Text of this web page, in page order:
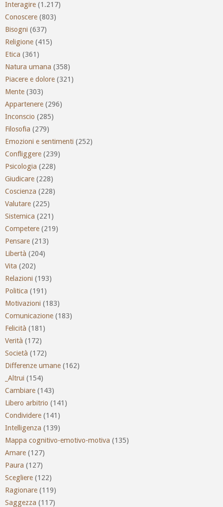
Interagire (1.217)
Conoscere (803)
Bisogni (637)
Religione (415)
Etica (361)
Natura umana (358)
Piacere e dolore (321)
Mente (303)
Appartenere (296)
Inconscio (285)
Filosofia (279)
Emozioni e sentimenti (252)
Confliggere (239)
Psicologia (228)
Giudicare (228)
Coscienza (228)
Valutare (225)
Sistemica (221)
Competere (219)
Pensare (213)
Libertà (204)
Vita (202)
Relazioni (193)
Politica (191)
Motivazioni (183)
Comunicazione (183)
Felicità (181)
Verità (172)
Società (172)
Differenze umane (162)
_Altrui (154)
Cambiare (143)
Libero arbitrio (141)
Condividere (141)
Intelligenza (139)
Mappa cognitivo-emotivo-motiva (135)
Amare (127)
Paura (127)
Scegliere (122)
Ragionare (119)
Saggezza (117)